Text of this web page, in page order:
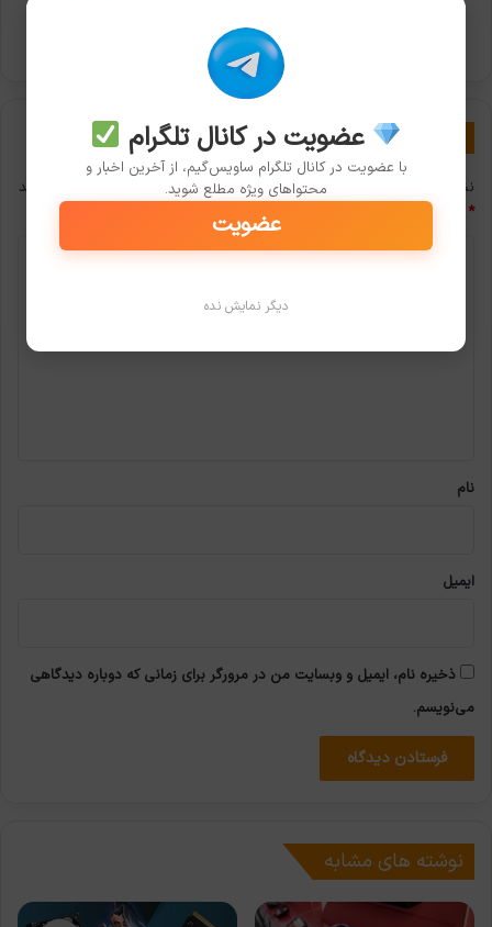
قرمز دادند
دیدگاهتان را بنویسید
نشانی ایمیل شما منتشر نخواهد شد. بخش‌های موردنیاز علامت‌گذاری شده‌اند
*
نام
ایمیل
ذخیره نام، ایمیل و وبسایت من در مرورگر برای زمانی که دوباره دیدگاهی
می‌نویسم.
نوشته های مشابه
عضویت در کانال تلگرام
با عضویت در کانال تلگرام ساویس‌گیم، از آخرین اخبار و
محتواهای ویژه مطلع شوید.
عضویت
دیگر نمایش نده